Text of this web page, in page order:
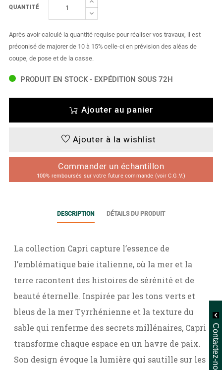
QUANTITÉ
Après avoir calculé la quantité requise pour réaliser vos travaux, il est
préconisé de majorer de 10 à 15% celle-ci en prévision des aléas de
coupe, de pose et de la casse.
PRODUIT EN STOCK - EXPÉDITION SOUS 72H
Ajouter au panier
Ajouter à la wishlist
Commander un échantillon
100% remboursés sur votre future commande (voir C.G.V.)
DESCRIPTION DÉTAILS DU PRODUIT
La collection Capri capture l’essence de
l’emblématique baie italienne, où la mer et la
terre racontent des histoires de sérénité et de
beauté éternelle. Inspirée par les tons verts et
bleus de la mer Tyrrhénienne et la texture du
sable qui renferme des secrets millénaires, Capri
transforme chaque espace en un havre de paix.
Son design évoque la lumière qui sautille sur les
Contactez-nous